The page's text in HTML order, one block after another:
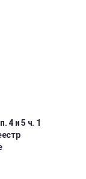
4 и 5 ч. 1